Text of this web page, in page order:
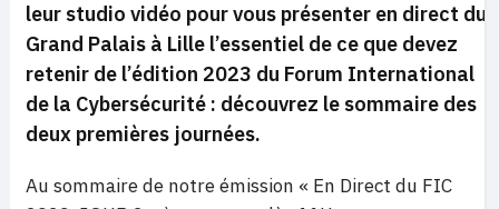
leur studio vidéo pour vous présenter en direct du
Grand Palais à Lille l’essentiel de ce que devez
retenir de l’édition 2023 du Forum International
de la Cybersécurité : découvrez le sommaire des
deux premières journées.
Au sommaire de notre émission « En Direct du FIC